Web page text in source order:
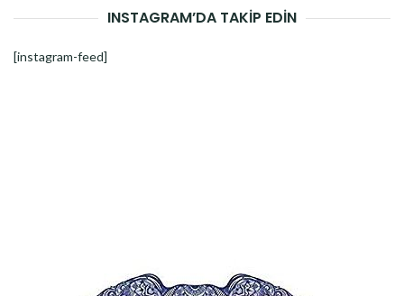
INSTAGRAM’DA TAKİP EDİN
[instagram-feed]